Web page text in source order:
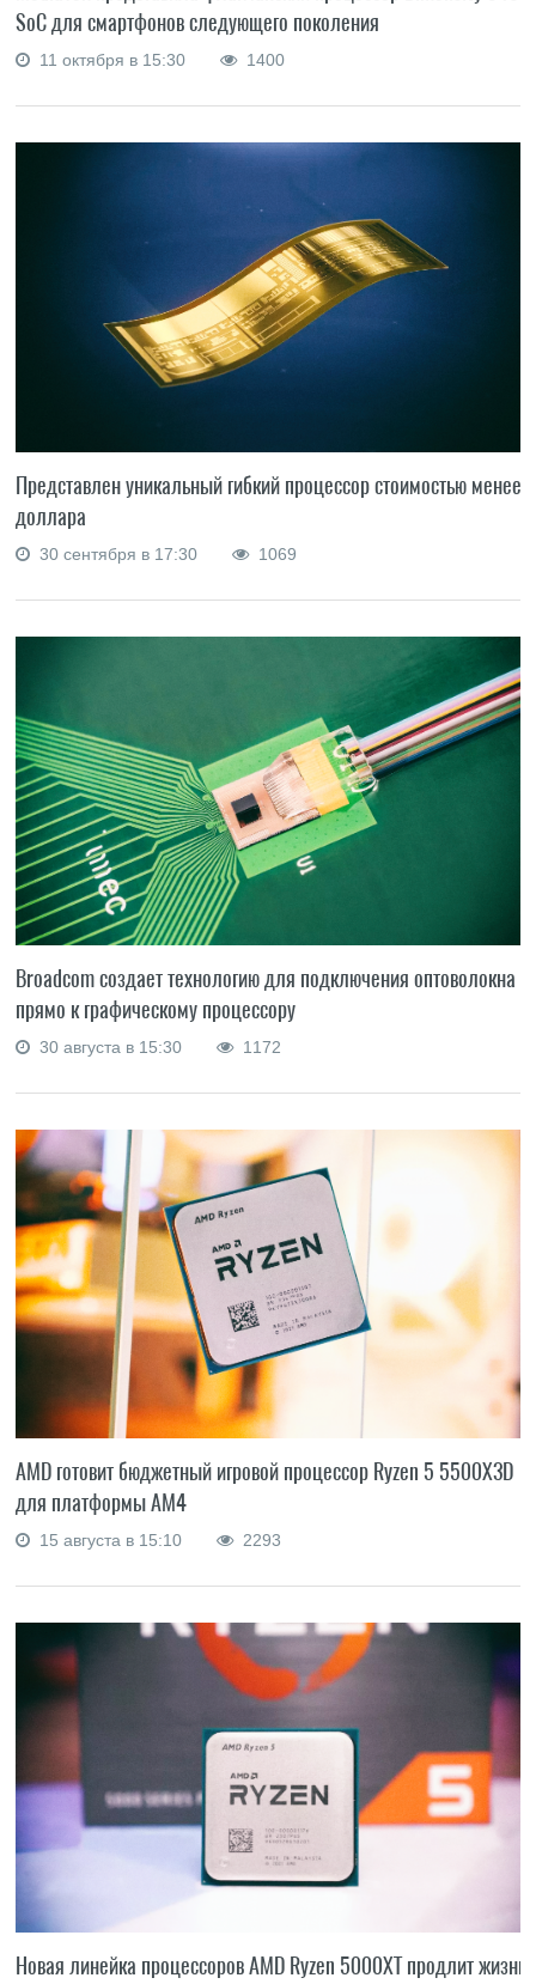
SoC для смартфонов следующего поколения
11 октября в 15:30 1400
Представлен уникальный гибкий процессор стоимостью менее
доллара
30 сентября в 17:30 1069
Broadcom создает технологию для подключения оптоволокна
прямо к графическому процессору
30 августа в 15:30 1172
AMD готовит бюджетный игровой процессор Ryzen 5 5500X3D
для платформы AM4
15 августа в 15:10 2293
Новая линейка процессоров AMD Ryzen 5000XT продлит жизнь